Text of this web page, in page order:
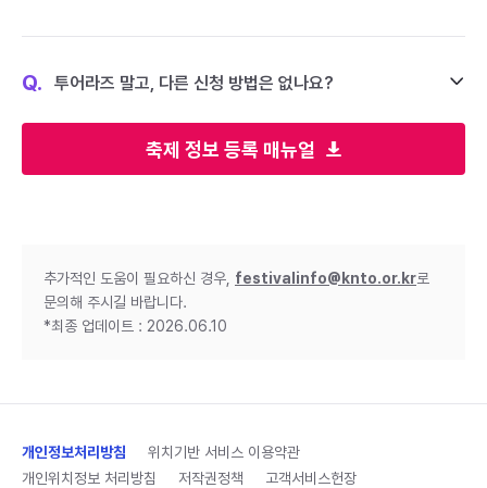
축제 정보 등록 매뉴얼
Q. 투어라즈 말고, 다른 신청 방법은 없나요?
추가적인 도움이 필요하신 경우, festivalinfo@knto.or.kr로
문의해 주시길 바랍니다.
*최종 업데이트 : 2026.06.10
개인정보처리방침
위치기반 서비스 이용약관
개인위치정보 처리방침
저작권정책 고객서비스헌장